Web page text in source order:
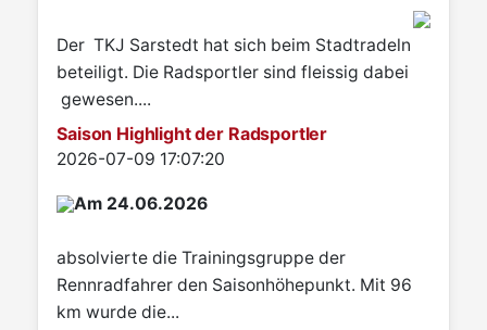
Der TKJ Sarstedt hat sich beim Stadtradeln
beteiligt. Die Radsportler sind fleissig dabei
gewesen....
Saison Highlight der Radsportler
Details
2026-07-09 17:07:20
Am 24.06.2026
absolvierte die Trainingsgruppe der
Rennradfahrer den Saisonhöhepunkt. Mit 96
km wurde die...